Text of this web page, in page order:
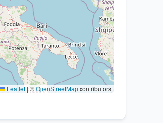
Leaflet |©OpenStreetMapcontributors